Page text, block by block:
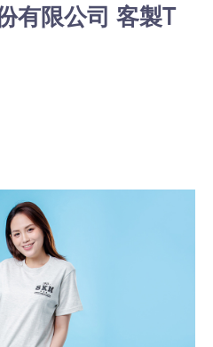
有限公司 客製T